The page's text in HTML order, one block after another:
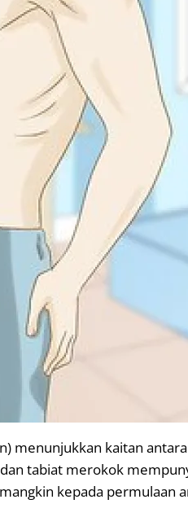
menunjukkan kaitan
tabiat merokok
kepada permulaan